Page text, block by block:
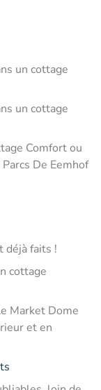
un cottage
un cottage
Comfort ou
De Eemhof
déjà faits !
cottage
Market Dome
et en